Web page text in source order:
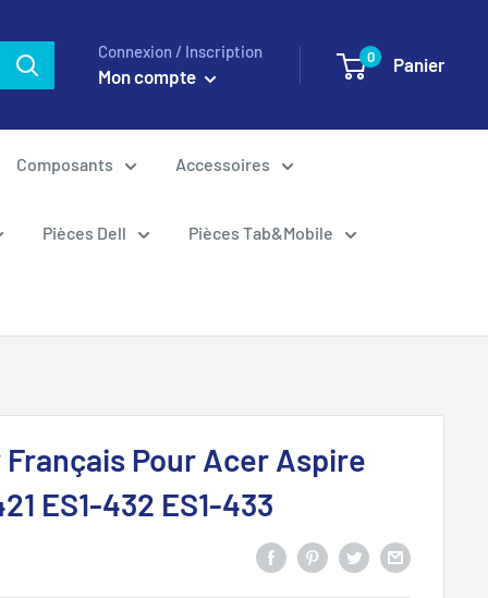
Connexion / Inscription
Mon compte
0 Panier
Composants Accessoires
Pièces Dell Pièces Tab&Mobile
Pour Acer Aspire
ES1-432 ES1-433